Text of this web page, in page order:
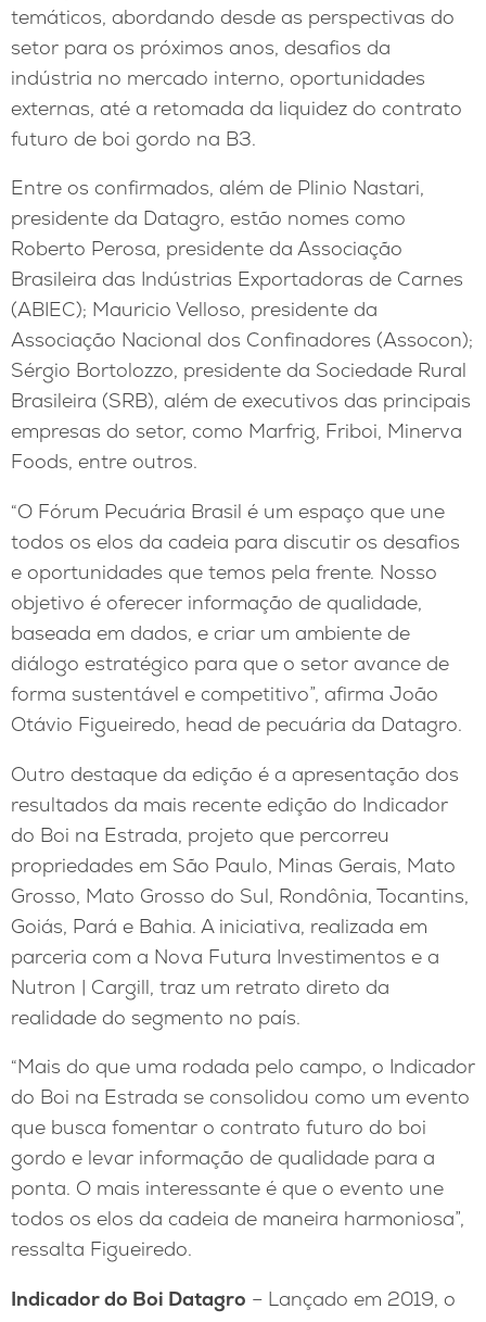
temáticos, abordando desde as perspectivas do
setor para os próximos anos, desafios da
indústria no mercado interno, oportunidades
externas, até a retomada da liquidez do contrato
futuro de boi gordo na B3.
Entre os confirmados, além de Plinio Nastari,
presidente da Datagro, estão nomes como
Roberto Perosa, presidente da Associação
Brasileira das Indústrias Exportadoras de Carnes
(ABIEC); Mauricio Velloso, presidente da
Associação Nacional dos Confinadores (Assocon);
Sérgio Bortolozzo, presidente da Sociedade Rural
Brasileira (SRB), além de executivos das principais
empresas do setor, como Marfrig, Friboi, Minerva
Foods, entre outros.
“O Fórum Pecuária Brasil é um espaço que une
todos os elos da cadeia para discutir os desafios
e oportunidades que temos pela frente. Nosso
objetivo é oferecer informação de qualidade,
baseada em dados, e criar um ambiente de
diálogo estratégico para que o setor avance de
forma sustentável e competitivo”, afirma João
Otávio Figueiredo, head de pecuária da Datagro.
Outro destaque da edição é a apresentação dos
resultados da mais recente edição do Indicador
do Boi na Estrada, projeto que percorreu
propriedades em São Paulo, Minas Gerais, Mato
Grosso, Mato Grosso do Sul, Rondônia, Tocantins,
Goiás, Pará e Bahia. A iniciativa, realizada em
parceria com a Nova Futura Investimentos e a
Nutron | Cargill, traz um retrato direto da
realidade do segmento no país.
“Mais do que uma rodada pelo campo, o Indicador
do Boi na Estrada se consolidou como um evento
que busca fomentar o contrato futuro do boi
gordo e levar informação de qualidade para a
ponta. O mais interessante é que o evento une
todos os elos da cadeia de maneira harmoniosa”,
ressalta Figueiredo.
Indicador do Boi Datagro – Lançado em 2019, o